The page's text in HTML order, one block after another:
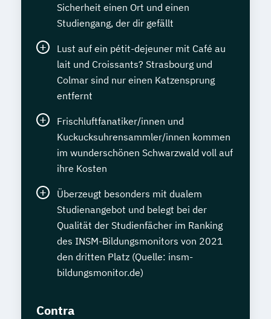
Sicherheit einen Ort und einen
Studiengang, der dir gefällt
Lust auf ein pétit-dejeuner mit Café au
lait und Croissants? Strasbourg und
Colmar sind nur einen Katzensprung
entfernt
Frischluftfanatiker/innen und
Kuckucksuhrensammler/innen kommen
im wunderschönen Schwarzwald voll auf
ihre Kosten
Überzeugt besonders mit dualem
Studienangebot und belegt bei der
Qualität der Studienfächer im Ranking
des INSM-Bildungsmonitors von 2021
den dritten Platz (Quelle: insm-
bildungsmonitor.de)
Contra